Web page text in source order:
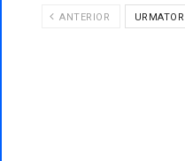
ANTERIOR URMATOR